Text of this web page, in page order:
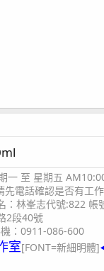
一 至 星期五
電話確認是否有工
：林峯志代號:822 帳
2段40號
：0911-086-600
室[FONT=新細明體]